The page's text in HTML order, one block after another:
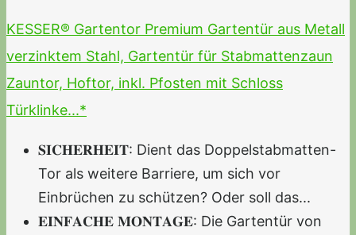
KESSER® Gartentor Premium Gartentür aus Metall
verzinktem Stahl, Gartentür für Stabmattenzaun
Zauntor, Hoftor, inkl. Pfosten mit Schloss
Türklinke...*
𝐒𝐈𝐂𝐇𝐄𝐑𝐇𝐄𝐈𝐓: Dient das Doppelstabmatten-
Tor als weitere Barriere, um sich vor
Einbrüchen zu schützen? Oder soll das...
𝐄𝐈𝐍𝐅𝐀𝐂𝐇𝐄 𝐌𝐎𝐍𝐓𝐀𝐆𝐄: Die Gartentür von